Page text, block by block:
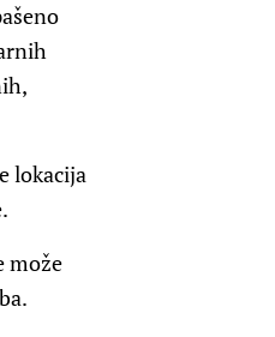
lokacija
može